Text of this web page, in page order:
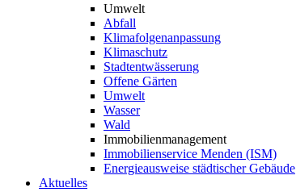
Umwelt
Abfall
Klimafolgenanpassung
Klimaschutz
Stadtentwässerung
Offene Gärten
Umwelt
Wasser
Wald
Immobilienmanagement
Immobilienservice Menden (ISM)
Energieausweise städtischer Gebäude
Aktuelles